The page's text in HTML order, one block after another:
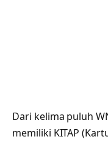
Dari kelima puluh
memiliki KITAP